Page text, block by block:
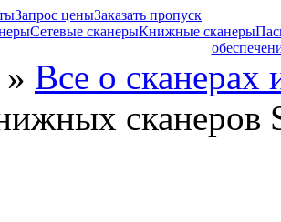
Запрос ценыЗаказать пропуск
Сетевые сканерыКнижные сканеры
» Все о сканерах